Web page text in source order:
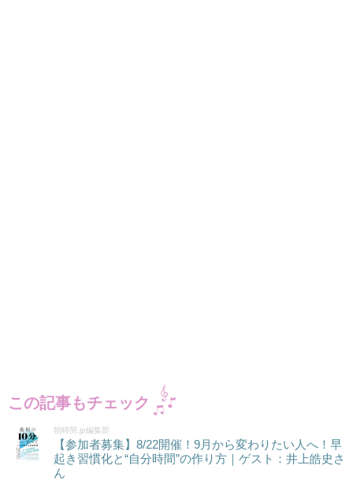
この記事もチェック
朝時間.jp編集部
【参加者募集】8/22開催！9月から変わりたい人へ！早
起き習慣化と“自分時間”の作り方｜ゲスト：井上皓史さ
ん